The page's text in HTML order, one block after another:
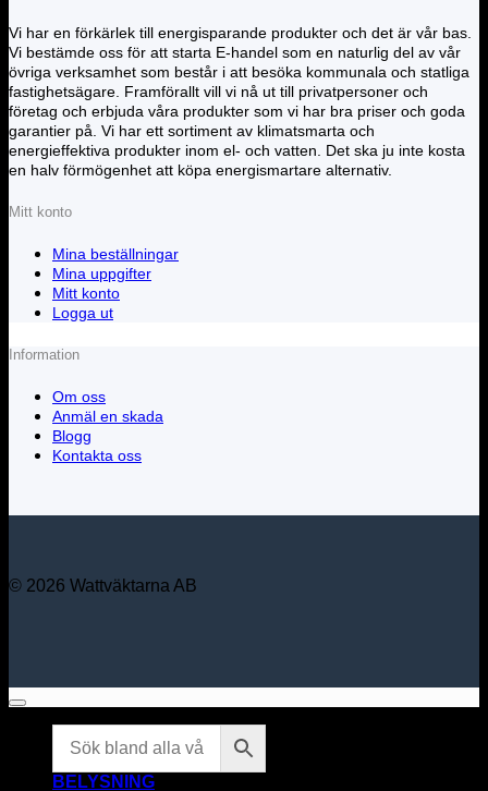
Vi har en förkärlek till energisparande produkter och det är vår bas.
Vi bestämde oss för att starta E-handel som en naturlig del av vår
övriga verksamhet som består i att besöka kommunala och statliga
fastighetsägare. Framförallt vill vi nå ut till privatpersoner och
företag och erbjuda våra produkter som vi har bra priser och goda
garantier på. Vi har ett sortiment av klimatsmarta och
energieffektiva produkter inom el- och vatten. Det ska ju inte kosta
en halv förmögenhet att köpa energismartare alternativ.
Mitt konto
Mina beställningar
Mina uppgifter
Mitt konto
Logga ut
Information
Om oss
Anmäl en skada
Blogg
Kontakta oss
© 2026 Wattväktarna AB
BELYSNING